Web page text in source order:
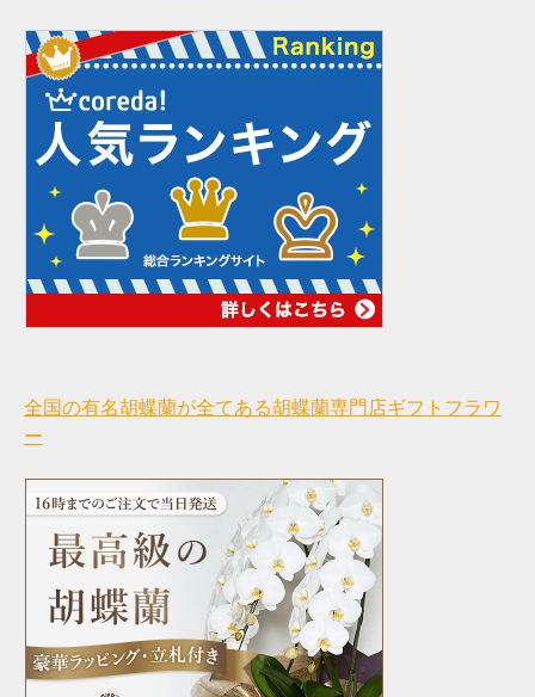
全国の有名胡蝶蘭が全てある胡蝶蘭専門店ギフトフラワ
ー